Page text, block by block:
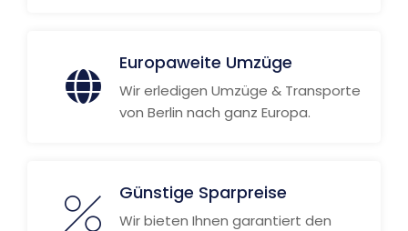
Europaweite Umzüge
Wir erledigen Umzüge & Transporte
von Berlin nach ganz Europa.
Günstige Sparpreise
Wir bieten Ihnen garantiert den